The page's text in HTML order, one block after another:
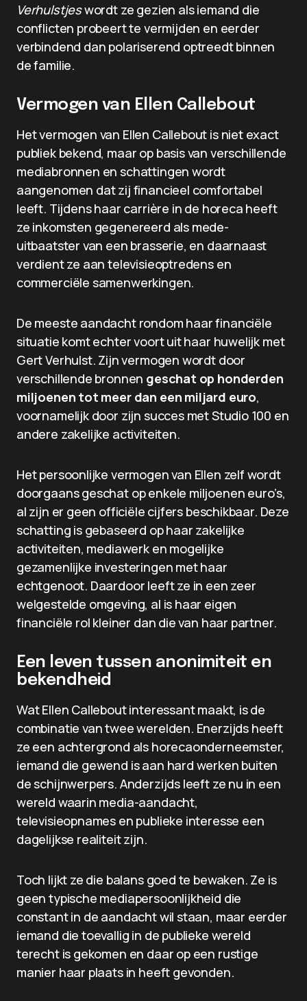
Verhulstjeswordt ze gezien als iemand die
conflicten probeert te vermijden en eerder
verbindend dan polariserend optreedt binnen
de familie.
Vermogen van Ellen Callebout
Het vermogen van Ellen Callebout is niet exact
publiek bekend, maar op basis van verschillende
mediabronnen en schattingen wordt
aangenomen dat zij financieel comfortabel
leeft. Tijdens haar carrière in de horeca heeft
ze inkomsten gegenereerd als mede-
uitbaatster van een brasserie, en daarnaast
verdient ze aan televisieoptredens en
commerciële samenwerkingen.
De meeste aandacht rondom haar financiële
situatie komt echter voort uit haar huwelijk met
Gert Verhulst. Zijn vermogen wordt door
verschillende bronnen geschat op honderden
miljoenen tot meer dan een miljard euro,
voornamelijk door zijn succes met Studio 100 en
andere zakelijke activiteiten.
Het persoonlijke vermogen van Ellen zelf wordt
doorgaans geschat op enkele miljoenen euro’s,
al zijn er geen officiële cijfers beschikbaar. Deze
schatting is gebaseerd op haar zakelijke
activiteiten, mediawerk en mogelijke
gezamenlijke investeringen met haar
echtgenoot. Daardoor leeft ze in een zeer
welgestelde omgeving, al is haar eigen
financiële rol kleiner dan die van haar partner.
Een leven tussen anonimiteit en
bekendheid
Wat Ellen Callebout interessant maakt, is de
combinatie van twee werelden. Enerzijds heeft
ze een achtergrond als horecaonderneemster,
iemand die gewend is aan hard werken buiten
de schijnwerpers. Anderzijds leeft ze nu in een
wereld waarin media-aandacht,
televisieopnames en publieke interesse een
dagelijkse realiteit zijn.
Toch lijkt ze die balans goed te bewaken. Ze is
geen typische mediapersoonlijkheid die
constant in de aandacht wil staan, maar eerder
iemand die toevallig in de publieke wereld
terecht is gekomen en daar op een rustige
manier haar plaats in heeft gevonden.